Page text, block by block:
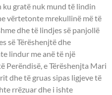
gratë nuk mund të lindin
vërtetonte mrekullinë më të
dhe të lindjes së panjollë
së Tërëshenjtë dhe
lindur me anë të një
Perëndisë, e Tërëshenjta Mari
dhe të gruas sipas ligjeve të
rrëzuar dhe i ishte